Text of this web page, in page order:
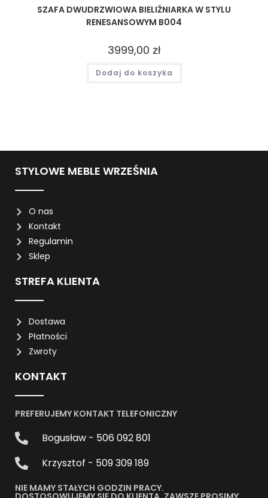
SZAFA DWUDRZWIOWA BIELIŹNIARKA W STYLU
RENESANSOWYM B004
3999,00 zł
Dodaj do koszyka
STYLOWE MEBLE WRZEŚNIA
O nas
Kontakt
Regulamin
Sklep
STREFA KLIENTA
Dostawa
Płatności
Zwroty
KONTAKT
PREFERUJEMY KONTAKT TELEFONICZNY
Bogusław - 506 092 801
Krzysztof - 509 309 189
NIE MAMY STAŁYCH GODZIN PRACY.